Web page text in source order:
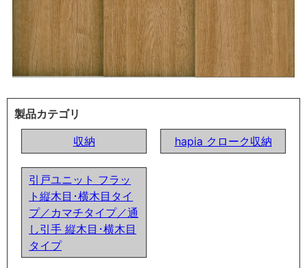
製品カテゴリ
収納
hapia クローク収納
引戸ユニット フラッ
ト縦木目･横木目タイ
プ／カマチタイプ／通
し引手 縦木目･横木目
タイプ